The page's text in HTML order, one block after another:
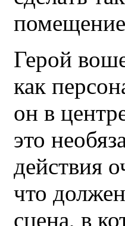
Герой
как
он в
это
действия
что
сцена, в